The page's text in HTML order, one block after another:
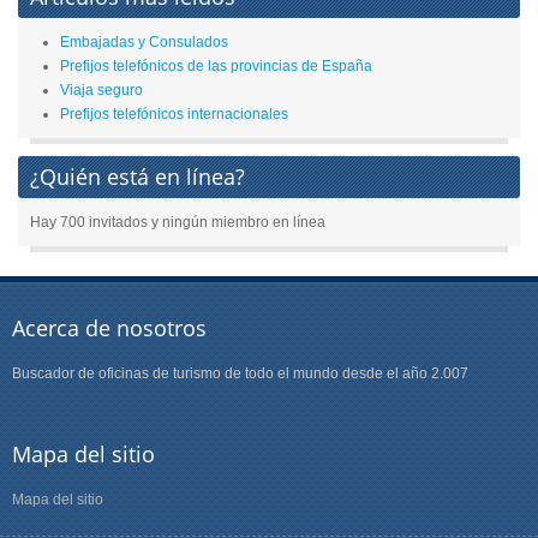
Embajadas y Consulados
Prefijos telefónicos de las provincias de España
Viaja seguro
Prefijos telefónicos internacionales
¿Quién está en línea?
Hay 700 invitados y ningún miembro en línea
Acerca de nosotros
Buscador de oficinas de turismo de todo el mundo desde el año 2.007
Mapa del sitio
Mapa del sitio